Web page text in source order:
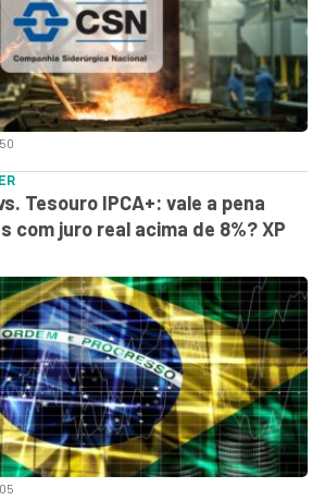
Tesouro IPCA+: vale a pena
com juro real acima de 8%? XP